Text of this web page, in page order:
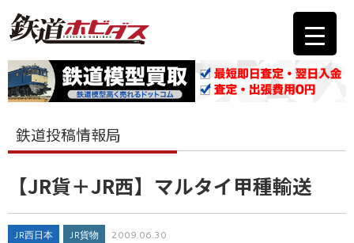
鉄道投稿情報局
【JR貨＋JR西】マルタイ甲種輸送
JR西日本 JR貨物 2009.06.30